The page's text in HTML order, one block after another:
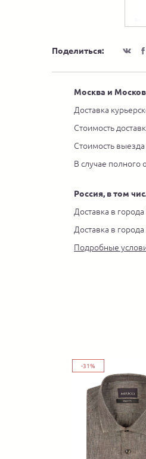
Поделиться:
Москва и
Доставка
Стоимость
Стоимость
В случае полного
Россия, в том
Доставка в
Доставка в
Подробные
-31%